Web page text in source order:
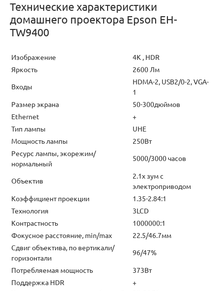
Технические характеристики
домашнего проектора Epson EH-
TW9400
Изображение
4К , HDR
Яркость
2600 Лм
Входы
HDMA-2, USB2/0-2, VGA-
1
Размер экрана
50-300дюймов
Ethernet
+
Тип лампы
UHE
Мощность лампы
250Вт
Ресурс лампы, экорежим/
нормальный
5000/3000 часов
Объектив
2.1х зум с
электроприводом
Коэффициент проекции
1.35-2.84:1
Технология
3LCD
Контрастность
1000000:1
Фокусное расстояние, min/max
22.5/46.7мм
Сдвиг объектива, по вертикали/
горизонтали
96/47%
Потребляемая мощность
373Вт
Поддержка HDR
+